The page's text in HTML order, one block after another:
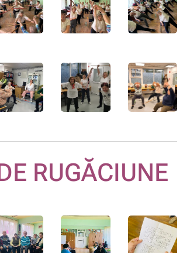
RUGĂCIUNE